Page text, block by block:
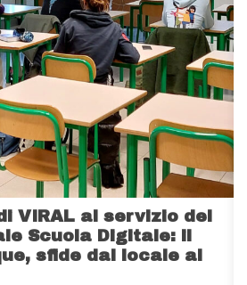
VIRAL al servizio del
Scuola Digitale: il
sfide dal locale al